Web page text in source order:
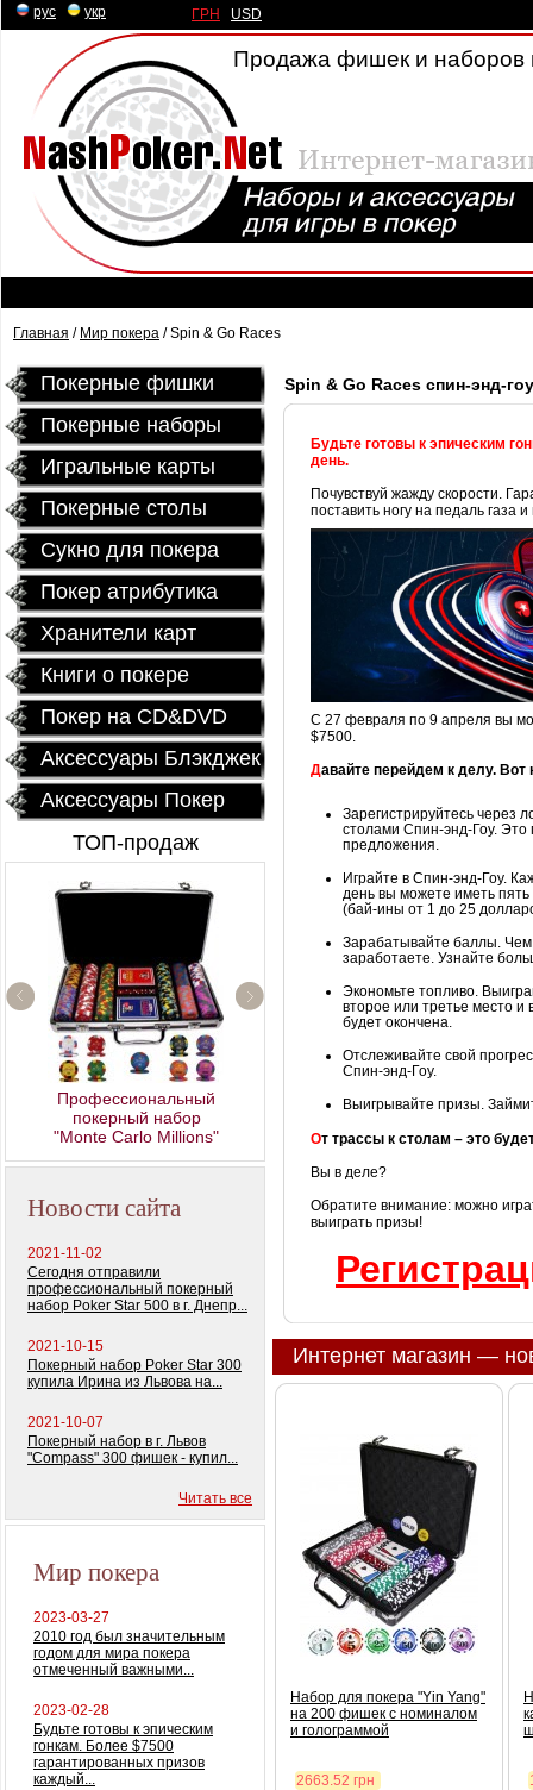
рус укр ГРН USD
Продажа фишек и наборов
Главная / Мир покера / Spin & Go Races
Покерные фишки
Покерные наборы
Игральные карты
Покерные столы
Сукно для покера
Покер атрибутика
Хранители карт
Книги о покере
Покер на CD&DVD
Аксессуары Блэкджек
Аксессуары Покер
ТОП-продаж
Профессиональный
покерный набор
"Monte Carlo Millions"
Профессиональный
"Poker Star" 500
Новости сайта
2021-11-02
Сегодня отправили
профессиональный покерный
набор Poker Star 500 в г. Днепр...
2021-10-15
Покерный набор Poker Star 300
купила Ирина из Львова на...
2021-10-07
Покерный набор в г. Львов
"Compass" 300 фишек - купил...
Читать все
Мир покера
2023-03-27
2010 год был значительным
годом для мира покера
отмеченный важными...
2023-02-28
Будьте готовы к эпическим
гонкам. Более $7500
гарантированных призов
каждый...
Spin & Go Races спин-энд-
Будьте готовы к эпическим
день.
Почувствуй жажду скорости.
поставить ногу на педаль газа
С 27 февраля по 9 апреля вы
$7500.
Давайте перейдем к делу. Вот
Зарегистрируйтесь через
столами Спин-энд-Гоу. Это
предложения.
Играйте в Спин-энд-Гоу.
день вы можете иметь
(бай-ины от 1 до 25
Зарабатывайте баллы.
заработаете. Узнайте
Экономьте топливо.
второе или третье место
будет окончена.
Отслеживайте свой
Спин-энд-Гоу.
Выигрывайте призы.
От трассы к столам – это
Вы в деле?
Обратите внимание: можно
выиграть призы!
Интернет магазин —
Набор для покера "Yin Yang"
на 200 фишек с номиналом
и голограммой
2663.52 грн